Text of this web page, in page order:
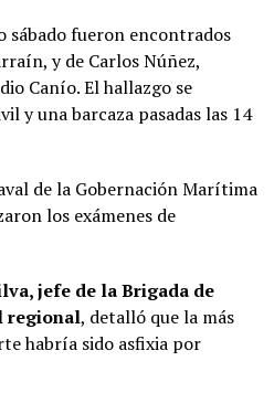
sábado fueron encontrados
y de Carlos Núñez,
Canío. El hallazgo se
y una barcaza pasadas las 14
de la Gobernación Marítima
los exámenes de
jefe de la Brigada de
regional, detalló que la más
habría sido asfixia por